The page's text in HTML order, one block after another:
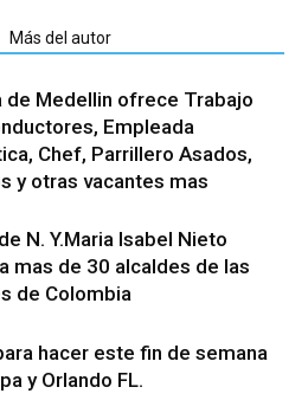
Más del autor
de Medellin ofrece Trabajo
Empleada
Chef, Parrillero Asados,
y otras vacantes mas
N. Y.Maria Isabel Nieto
mas de 30 alcaldes de las
de Colombia
hacer este fin de semana
y Orlando FL.